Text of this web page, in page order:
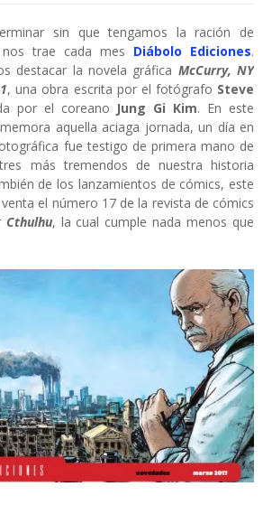
sin que tengamos la ración de
nos trae cada mes Diábolo Ediciones.
destacar la novela gráfica McCurry, NY
, una obra escrita por el fotógrafo Steve
por el coreano Jung Gi Kim. En este
aquella aciaga jornada, un día en
fue testigo de primera mano de
más tremendos de nuestra historia
de los lanzamientos de cómics, este
el número 17 de la revista de cómics
Cthulhu, la cual cumple nada menos que